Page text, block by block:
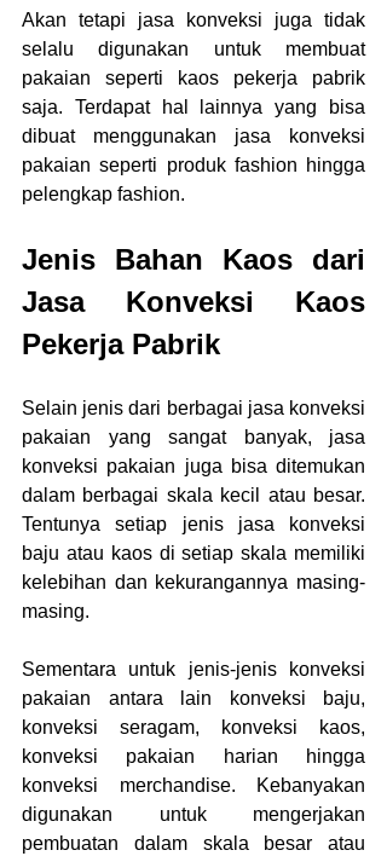
Akan tetapi jasa konveksi juga tidak
selalu digunakan untuk membuat
pakaian seperti kaos pekerja pabrik
saja. Terdapat hal lainnya yang bisa
dibuat menggunakan jasa konveksi
pakaian seperti produk fashion hingga
pelengkap fashion.
Jenis Bahan Kaos dari
Jasa Konveksi Kaos
Pekerja Pabrik
Selain jenis dari berbagai jasa konveksi
pakaian yang sangat banyak, jasa
konveksi pakaian juga bisa ditemukan
dalam berbagai skala kecil atau besar.
Tentunya setiap jenis jasa konveksi
baju atau kaos di setiap skala memiliki
kelebihan dan kekurangannya masing-
masing.
Sementara untuk jenis-jenis konveksi
pakaian antara lain konveksi baju,
konveksi seragam, konveksi kaos,
konveksi pakaian harian hingga
konveksi merchandise. Kebanyakan
digunakan untuk mengerjakan
pembuatan dalam skala besar atau